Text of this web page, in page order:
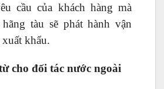
cầu của khách hàng mà
tàu sẽ phát hành vận
khẩu.
cho đối tác nước ngoài